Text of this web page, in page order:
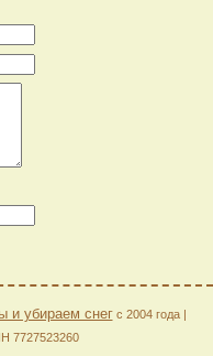
и убираем снегс 2004 года |
7727523260